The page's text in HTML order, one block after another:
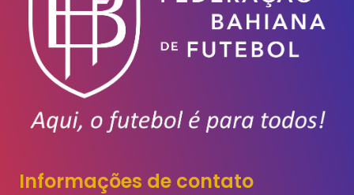
Informações de contato